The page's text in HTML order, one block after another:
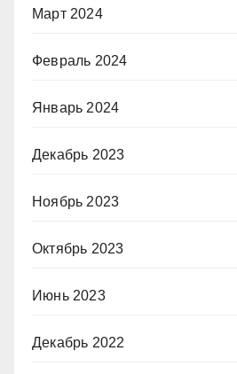
Март 2024
Февраль 2024
Январь 2024
Декабрь 2023
Ноябрь 2023
Октябрь 2023
Июнь 2023
Декабрь 2022